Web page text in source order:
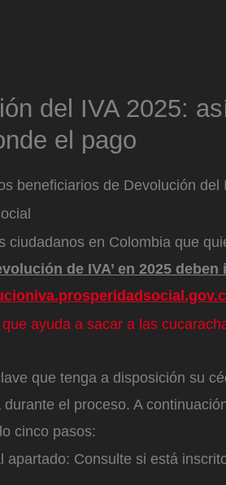
del IVA 2025:
el pago
beneficiarios de Devolución del
ciudadanos en Colombia que
de IVA’ en 2025
ayuda a sacar a las
que tenga a disposición su
durante el proceso. A
cinco pasos:
apartado: Consulte si está